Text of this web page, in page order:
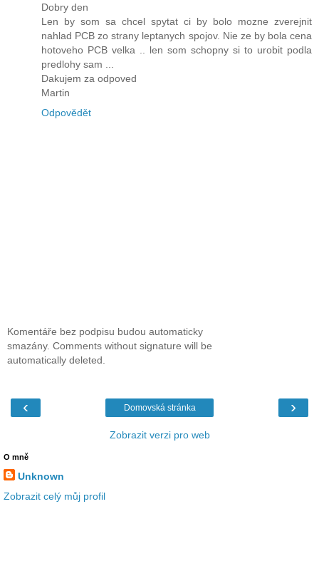
Dobry den
Len by som sa chcel spytat ci by bolo mozne zverejnit
nahlad PCB zo strany leptanych spojov. Nie ze by bola cena
hotoveho PCB velka .. len som schopny si to urobit podla
predlohy sam ...
Dakujem za odpoved
Martin
Odpovědět
Komentáře bez podpisu budou automaticky
smazány. Comments without signature will be
automatically deleted.
‹ ›
Domovská stránka
Zobrazit verzi pro web
O mně
Unknown
Zobrazit celý můj profil